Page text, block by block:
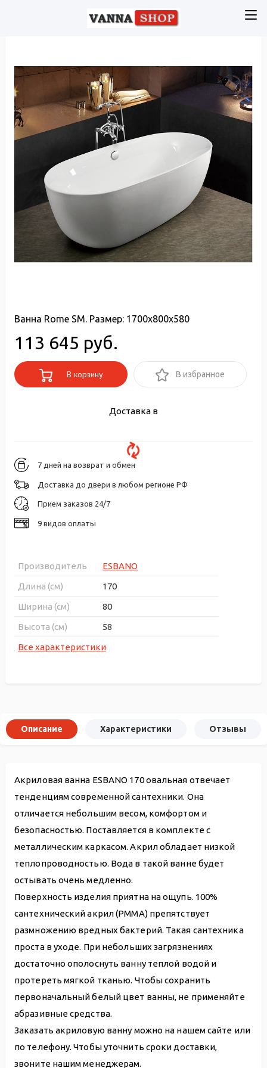
Ванна Rome SM. Размер: 1700x800x580
113 645 руб.
В корзину В избранное
Доставка в
7 дней на возврат и обмен
Доставка до двери в любом регионе РФ
Прием заказов 24/7
9 видов оплаты
Производитель
ESBANO
Длина (см)
170
Ширина (см)
80
Высота (см)
58
Все характеристики
Описание Характеристики Отзывы
Акриловая ванна ESBANO 170 овальная отвечает
тенденциям современной сантехники. Она
отличается небольшим весом, комфортом и
безопасностью. Поставляется в комплекте с
металлическим каркасом. Акрил обладает низкой
теплопроводностью. Вода в такой ванне будет
остывать очень медленно.
Поверхность изделия приятна на ощупь. 100%
сантехнический акрил (PMMA) препятствует
размножению вредных бактерий. Такая сантехника
проста в уходе. При небольших загрязнениях
достаточно ополоснуть ванну теплой водой и
протереть мягкой тканью. Чтобы сохранить
первоначальный белый цвет ванны, не применяйте
абразивные средства.
Заказать акриловую ванну можно на нашем сайте или
по телефону. Чтобы уточнить сроки доставки,
звоните нашим менеджерам.